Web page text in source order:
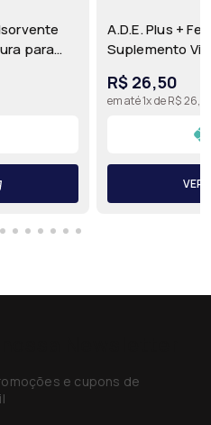
para
A.D.E. Plus +
Suplemento
Aves | Agronese
R$ 26,50
em até 1x de R$
VER
e cupons de